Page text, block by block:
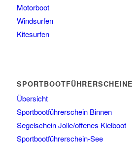
Motorboot
Windsurfen
Kitesurfen
SPORTBOOTFÜHRERSCHEINE
Übersicht
Sportbootführerschein Binnen
Segelschein Jolle/offenes Kielboot
Sportbootführerschein-See